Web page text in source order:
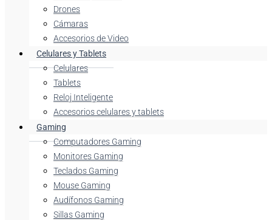
Drones
Cámaras
Accesorios de Video
Celulares y Tablets
Celulares
Tablets
Reloj Inteligente
Accesorios celulares y tablets
Gaming
Computadores Gaming
Monitores Gaming
Teclados Gaming
Mouse Gaming
Audífonos Gaming
Sillas Gaming